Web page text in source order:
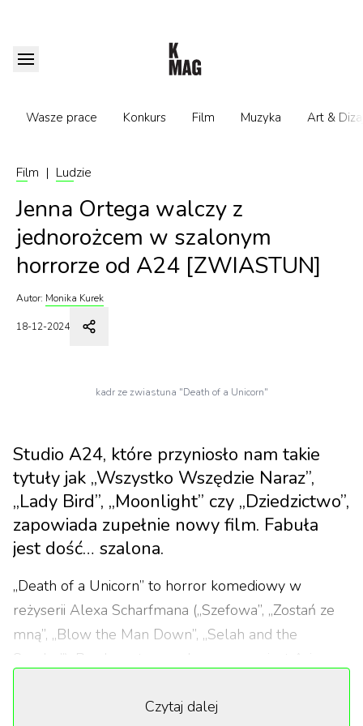
Wasze prace Konkurs Film Muzyka Art &
Film | Ludzie
Jenna Ortega walczy z
jednorożcem w szalonym
horrorze od A24 [ZWIASTUN]
Autor: Monika Kurek
18-12-2024
kadr ze zwiastuna "Death of a Unicorn"
Studio A24, które przyniosło nam takie
tytuły jak „Wszystko Wszędzie Naraz”,
„Lady Bird”, „Moonlight” czy „Dziedzictwo”,
zapowiada zupełnie nowy film. Fabuła
jest dość… szalona.
„Death of a Unicorn” to horror komediowy w
reżyserii Alexa Scharfmana („Szefowa”, „Zostań ze
mną”, „Blow the Man Down”, „Selah and the
Spades”). Producentem wykonawczym jest Ari
oraz „Bo się boi”. To połączenie jest gwarancją
Czytaj dalej